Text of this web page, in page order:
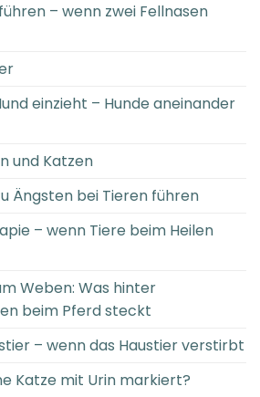
– wenn zwei Fellnasen
einzieht – Hunde aneinander
und Katzen
Ängsten bei Tieren führen
– wenn Tiere beim Heilen
Weben: Was hinter
beim Pferd steckt
– wenn das Haustier verstirbt
Katze mit Urin markiert?